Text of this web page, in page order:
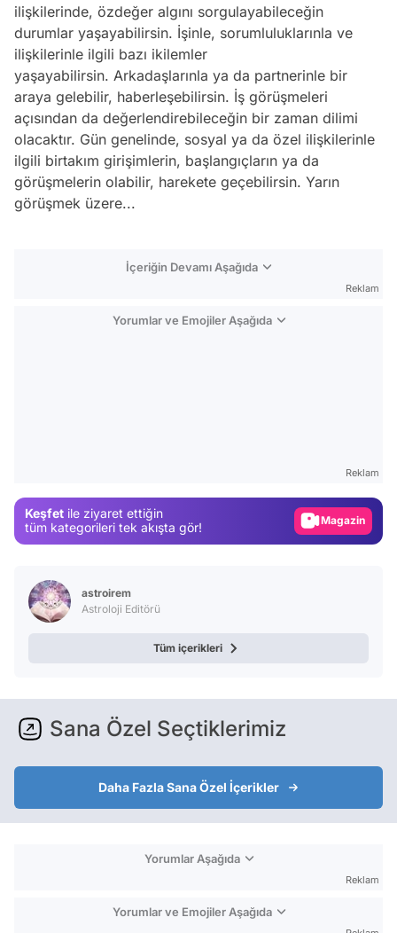
ilişkilerinde, özdeğer algını sorgulayabileceğin
durumlar yaşayabilirsin. İşinle, sorumluluklarınla ve
ilişkilerinle ilgili bazı ikilemler
yaşayabilirsin. Arkadaşlarınla ya da partnerinle bir
araya gelebilir, haberleşebilirsin. İş görüşmeleri
açısından da değerlendirebileceğin bir zaman dilimi
olacaktır. Gün genelinde, sosyal ya da özel ilişkilerinle
ilgili birtakım girişimlerin, başlangıçların ya da
görüşmelerin olabilir, harekete geçebilirsin. Yarın
görüşmek üzere...
İçeriğin Devamı Aşağıda
Reklam
Yorumlar ve Emojiler Aşağıda
Reklam
Keşfet ile ziyaret ettiğin
tüm kategorileri tek akışta gör!
Magazin
astroirem
Astroloji Editörü
Tüm içerikleri
Sana Özel Seçtiklerimiz
Daha Fazla Sana Özel İçerikler
Yorumlar Aşağıda
Reklam
Yorumlar ve Emojiler Aşağıda